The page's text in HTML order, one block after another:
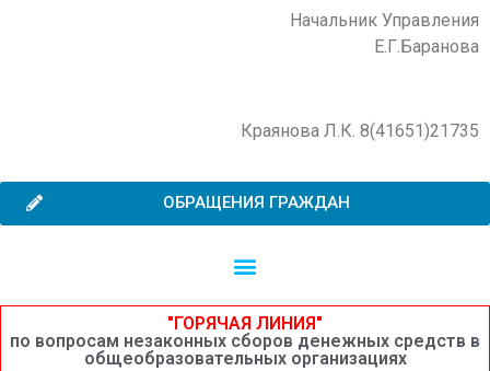
Начальник Управления
Е.Г.Баранова
Краянова Л.К. 8(41651)21735
ОБРАЩЕНИЯ ГРАЖДАН
"ГОРЯЧАЯ ЛИНИЯ"
по вопросам незаконных сборов денежных средств в
общеобразовательных организациях